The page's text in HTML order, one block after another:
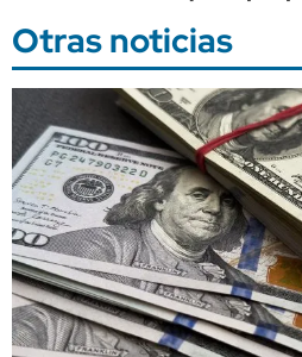
Otras noticias